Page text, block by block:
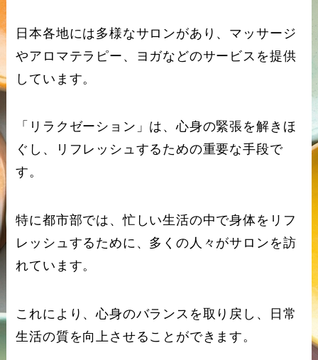
日本各地には多様なサロンがあり、マッサージ
やアロマテラピー、ヨガなどのサービスを提供
しています。
「リラクゼーション」は、心身の緊張を解きほ
ぐし、リフレッシュするための重要な手段で
す。
特に都市部では、忙しい生活の中で身体をリフ
レッシュするために、多くの人々がサロンを訪
れています。
これにより、心身のバランスを取り戻し、日常
生活の質を向上させることができます。